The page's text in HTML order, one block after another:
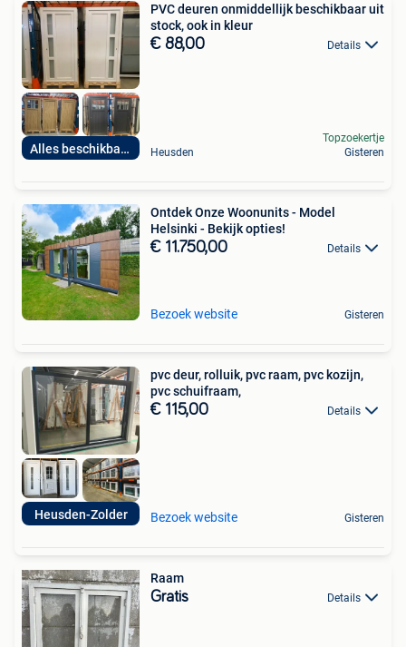
Alles beschikbaar
PVC deuren onmiddellijk beschikbaar uit
stock, ook in kleur
€ 88,00 Details
Heusden
Topzoekertje
Gisteren
Ontdek Onze Woonunits - Model
Helsinki - Bekijk opties!
€ 11.750,00 Details
Bezoek website Gisteren
Heusden-Zolder
pvc deur, rolluik, pvc raam, pvc kozijn,
pvc schuifraam,
€ 115,00 Details
Bezoek website Gisteren
Raam
Gratis Details